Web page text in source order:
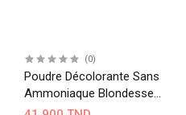
(0)
Poudre Décolorante Sans
Ammoniaque Blondesse
INEBRYA